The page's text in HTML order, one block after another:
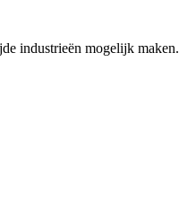
industrieën mogelijk maken.